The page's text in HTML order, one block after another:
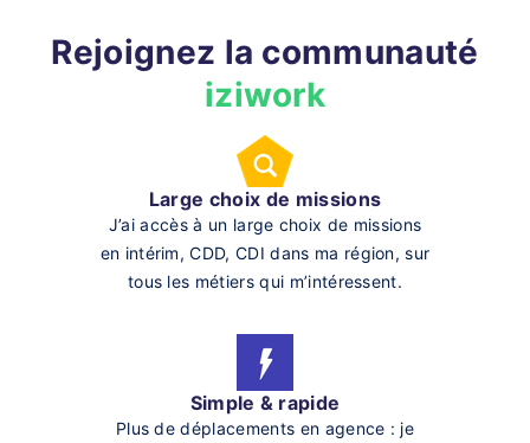
Rejoignez la communauté
iziwork
Large choix de missions
J’ai accès à un large choix de missions
en intérim, CDD, CDI dans ma région, sur
tous les métiers qui m’intéressent.
Simple & rapide
Plus de déplacements en agence : je